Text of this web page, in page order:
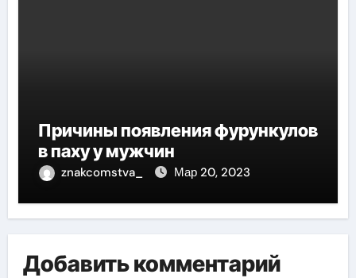
Причины появления фурункулов
в паху у мужчин
znakcomstva_ Мар 20, 2023
Добавить комментарий